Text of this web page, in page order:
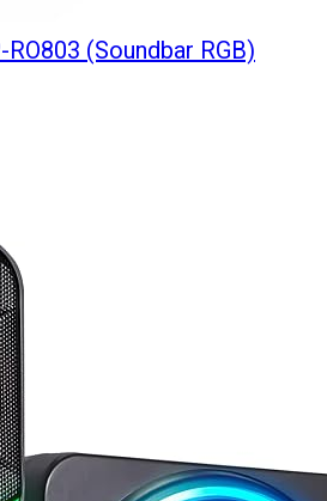
(Soundbar RGB)